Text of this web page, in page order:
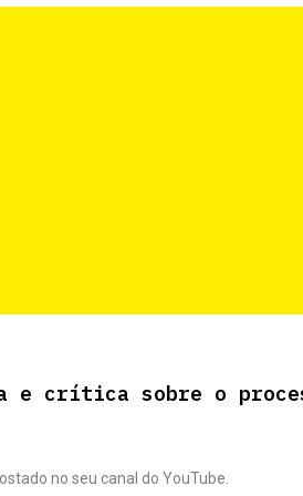
e crítica sobre o
no seu canal do YouTube.